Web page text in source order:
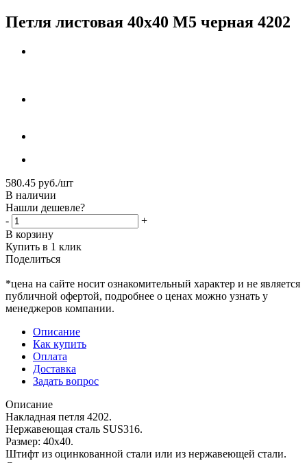
Петля листовая 40х40 М5 черная 4202
580.45 руб./шт
В наличии
Нашли дешевле?
-
+
В корзину
Купить в 1 клик
Поделиться
*цена на сайте носит ознакомительный характер и не является
публичной офертой, подробнее о ценах можно узнать у
менеджеров компании.
Описание
Как купить
Оплата
Доставка
Задать вопрос
Описание
Накладная петля 4202.
Нержавеющая сталь SUS316.
Размер: 40х40.
Штифт из оцинкованной стали или из нержавеющей стали.